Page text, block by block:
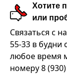
Хотите
или
Связаться с
55-33 в будни
любое время
номеру 8